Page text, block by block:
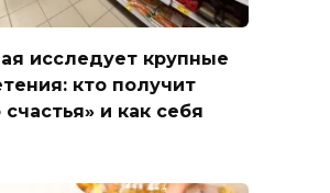
исследует крупные
кто получит
и как себя